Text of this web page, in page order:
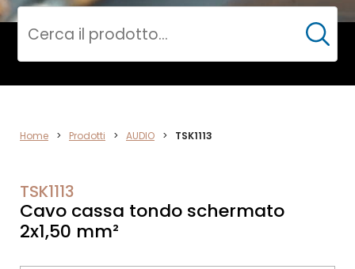
ELETTRONICA
Cerca
Home > Prodotti > AUDIO > TSK1113
TSK1113
Cavo cassa tondo schermato
2x1,50 mm²